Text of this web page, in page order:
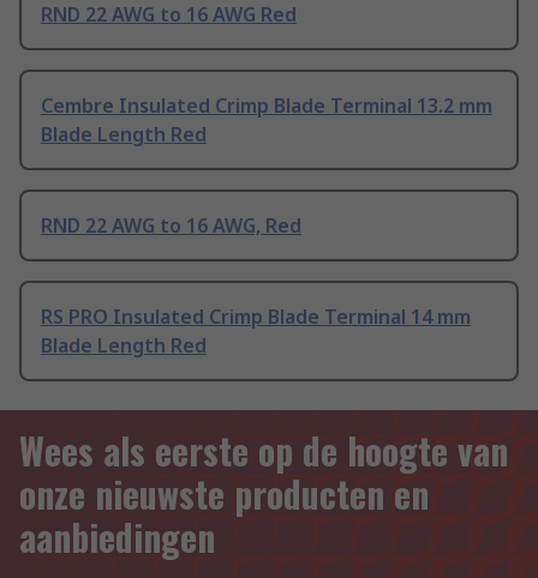
RND 22 AWG to 16 AWG Red
Cembre Insulated Crimp Blade Terminal 13.2 mm
Blade Length Red
RND 22 AWG to 16 AWG, Red
RS PRO Insulated Crimp Blade Terminal 14 mm
Blade Length Red
Wees als eerste op de hoogte van
onze nieuwste producten en
aanbiedingen